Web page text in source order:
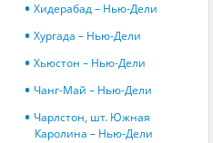
Хидерабад – Нью-Дели
Хургада – Нью-Дели
Хьюстон – Нью-Дели
Чанг-Май – Нью-Дели
Чарлстон, шт. Южная
Каролина – Нью-Дели